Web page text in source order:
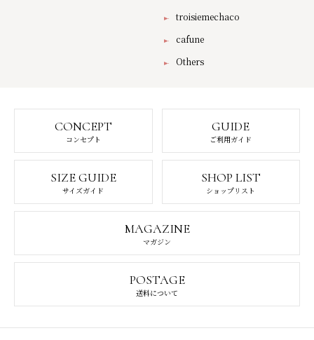
troisiemechaco
cafune
Others
CONCEPT
コンセプト
GUIDE
ご利用ガイド
SIZE GUIDE
サイズガイド
SHOP LIST
ショップリスト
MAGAZINE
マガジン
POSTAGE
送料について